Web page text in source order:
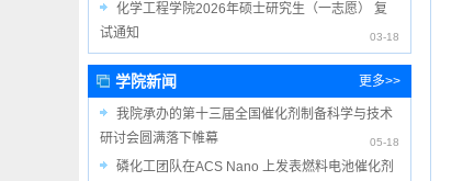
03-18
化学工程学院2026年硕士研究生（一志愿） 复
试通知
更多>>
学院新闻
05-18
我院承办的第十三届全国催化剂制备科学与技术
研讨会圆满落下帷幕
磷化工团队在ACS Nano 上发表燃料电池催化剂